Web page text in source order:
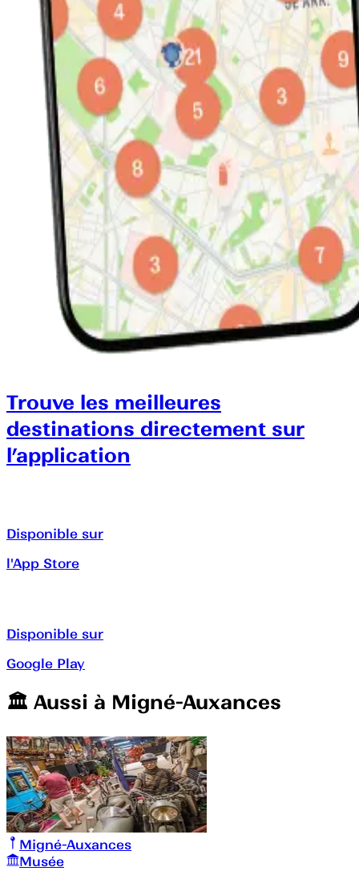
Trouve les meilleures
destinations directement sur
l’application
Disponible sur
l'App Store
Disponible sur
Google Play
🏛️️ Aussi à Migné-Auxances
Migné-Auxances
Musée